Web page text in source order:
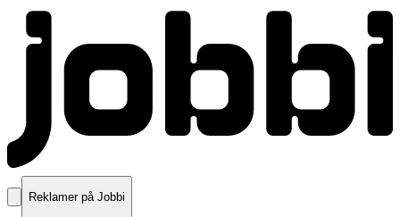
Reklamer på Jobbi